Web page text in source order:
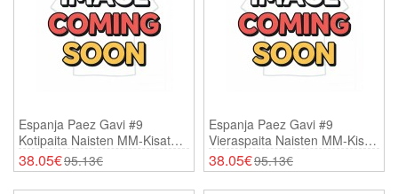
Espanja Paez Gavi #9
Kotipaita Naisten MM-Kisat
2026 Lyhythihainen
38.05€95.13€
Espanja Paez Gavi #9
Vieraspaita Naisten MM-Kisat
2026 Lyhythihainen
38.05€95.13€